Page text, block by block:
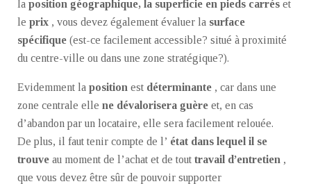
la position géographique, la superficie en pieds carrés et
le prix , vous devez également évaluer la surface
spécifique (est-ce facilement accessible? situé à proximité
du centre-ville ou dans une zone stratégique?).
Evidemment la position est déterminante , car dans une
zone centrale elle ne dévalorisera guère et, en cas
d’abandon par un locataire, elle sera facilement relouée.
De plus, il faut tenir compte de l’ état dans lequel il se
trouve au moment de l’achat et de tout travail d’entretien ,
que vous devez être sûr de pouvoir supporter